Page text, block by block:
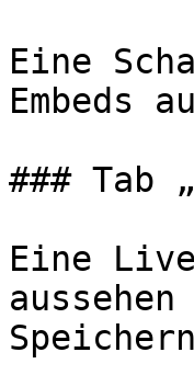
Eine
Embeds
### Tab
Eine